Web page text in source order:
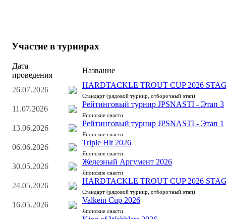
Участие в турнирах
Дата
проведения
Название
26.07.2026
HARDTACKLE TROUT CUP 2026
Стандарт (рядовой турнир, отборочный этап)
11.07.2026
Рейтинговый турнир JPSNASTI - Этап 3
Японские снасти
13.06.2026
Рейтинговый турнир JPSNASTI - Этап 1
Японские снасти
06.06.2026
Triple Hit 2026
Японские снасти
30.05.2026
Железный Аргумент 2026
Японские снасти
24.05.2026
HARDTACKLE TROUT CUP 2026
Стандарт (рядовой турнир, отборочный этап)
16.05.2026
Valkein Cup 2026
Японские снасти